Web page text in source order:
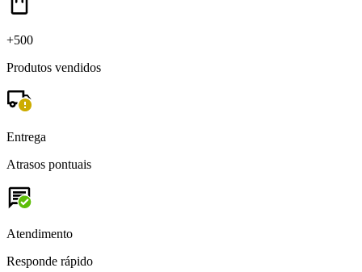
+500
Produtos vendidos
Entrega
Atrasos pontuais
Atendimento
Responde rápido